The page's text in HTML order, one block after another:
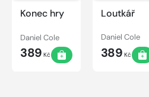
Konec hry
Daniel Cole
389 Kč
Loutkář
Daniel Cole
389 Kč